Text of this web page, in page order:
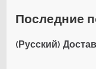
Последние
(Русский)